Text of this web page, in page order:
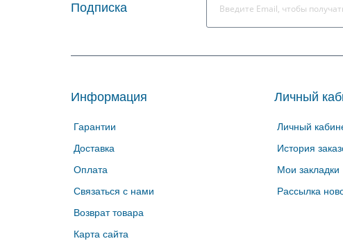
Подписка
Информация
Гарантии
Доставка
Оплата
Связаться с нами
Возврат товара
Карта сайта
Личный
Личный
История
Мои закладки
Рассылка